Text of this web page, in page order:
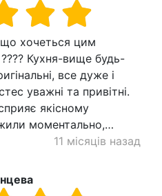
що хочеться цим
Кухня-вище будь-
все дуже і
уважні та привітні.
якісному
моментально,…
11 місяців назад